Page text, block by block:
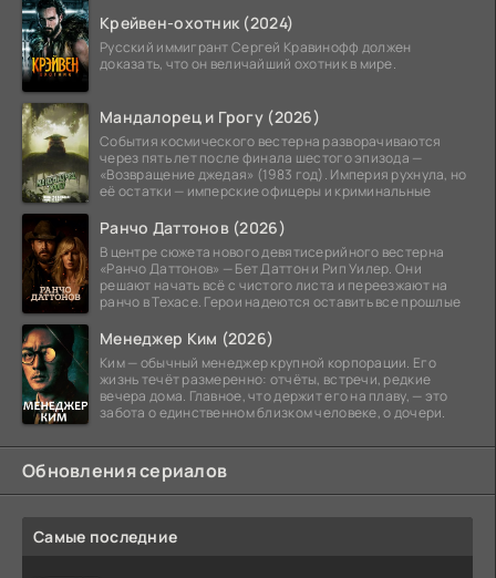
Крейвен-охотник (2024)
Русский иммигрант Сергей Кравинофф должен
доказать, что он величайший охотник в мире.
Мандалорец и Грогу (2026)
События космического вестерна разворачиваются
через пять лет после финала шестого эпизода —
«Возвращение джедая» (1983 год). Империя рухнула, но
её остатки — имперские офицеры и криминальные
Ранчо Даттонов (2026)
В центре сюжета нового девятисерийного вестерна
«Ранчо Даттонов» — Бет Даттон и Рип Уилер. Они
решают начать всё с чистого листа и переезжают на
ранчо в Техасе. Герои надеются оставить все прошлые
Менеджер Ким (2026)
Ким — обычный менеджер крупной корпорации. Его
жизнь течёт размеренно: отчёты, встречи, редкие
вечера дома. Главное, что держит его на плаву, — это
забота о единственном близком человеке, о дочери.
Обновления сериалов
Самые последние